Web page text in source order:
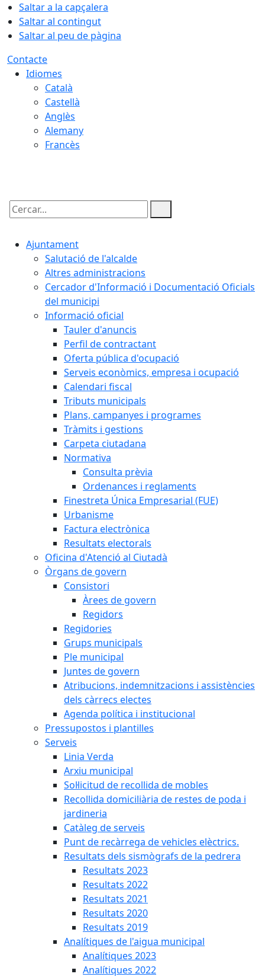
Saltar a la capçalera
Saltar al contingut
Saltar al peu de pàgina
Contacte
Idiomes
Català
Castellà
Anglès
Alemany
Francès
Cercar:
Ajuntament
Salutació de l'alcalde
Altres administracions
Cercador d'Informació i Documentació Oficials
del municipi
Informació oficial
Tauler d'anuncis
Perfil de contractant
Oferta pública d'ocupació
Serveis econòmics, empresa i ocupació
Calendari fiscal
Tributs municipals
Plans, campanyes i programes
Tràmits i gestions
Carpeta ciutadana
Normativa
Consulta prèvia
Ordenances i reglaments
Finestreta Única Empresarial (FUE)
Urbanisme
Factura electrònica
Resultats electorals
Oficina d'Atenció al Ciutadà
Òrgans de govern
Consistori
Àrees de govern
Regidors
Regidories
Grups municipals
Ple municipal
Juntes de govern
Atribucions, indemnitzacions i assistències
dels càrrecs electes
Agenda política i institucional
Pressupostos i plantilles
Serveis
Linia Verda
Arxiu municipal
Sol·licitud de recollida de mobles
Recollida domiciliària de restes de poda i
jardineria
Catàleg de serveis
Punt de recàrrega de vehicles elèctrics.
Resultats dels sismògrafs de la pedrera
Resultats 2023
Resultats 2022
Resultats 2021
Resultats 2020
Resultats 2019
Analítiques de l'aigua municipal
Analítiques 2023
Analítiques 2022